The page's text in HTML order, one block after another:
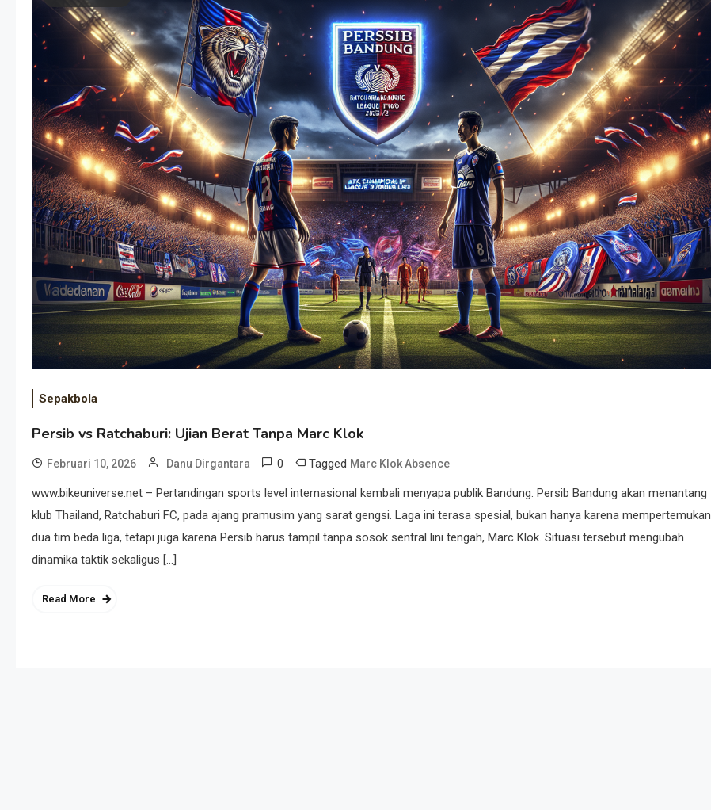
Sepakbola
Persib vs Ratchaburi: Ujian Berat Tanpa Marc Klok
Februari 10, 2026 Danu Dirgantara 0 Tagged Marc Klok Absence
www.bikeuniverse.net – Pertandingan sports level internasional kembali menyapa publik Bandung. Persib Bandung akan menantang
klub Thailand, Ratchaburi FC, pada ajang pramusim yang sarat gengsi. Laga ini terasa spesial, bukan hanya karena mempertemukan
dua tim beda liga, tetapi juga karena Persib harus tampil tanpa sosok sentral lini tengah, Marc Klok. Situasi tersebut mengubah
dinamika taktik sekaligus […]
Read More